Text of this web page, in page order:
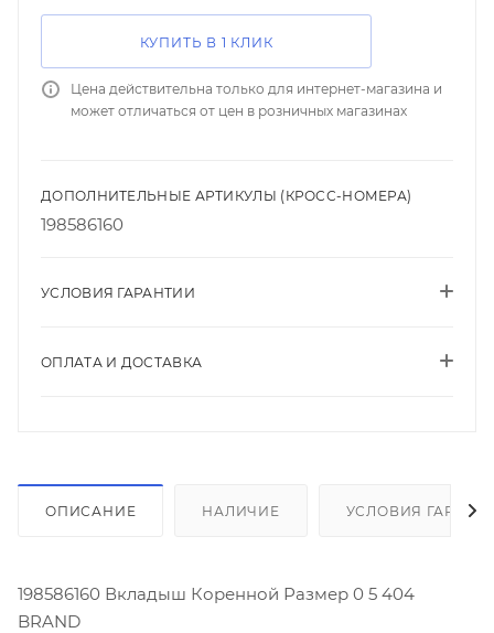
КУПИТЬ В 1 КЛИК
Цена действительна только для интернет-магазина и
может отличаться от цен в розничных магазинах
ДОПОЛНИТЕЛЬНЫЕ АРТИКУЛЫ (КРОСС-НОМЕРА)
198586160
УСЛОВИЯ ГАРАНТИИ
ОПЛАТА И ДОСТАВКА
ОПИСАНИЕ НАЛИЧИЕ УСЛОВИЯ
198586160 Вкладыш Коренной Размер 0 5 404
BRAND